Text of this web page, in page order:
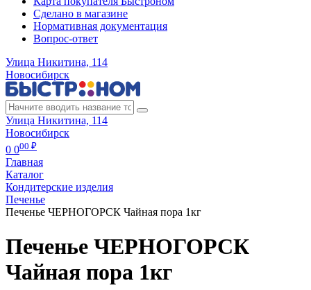
Сделано в магазине
Нормативная документация
Вопрос-ответ
Улица Никитина, 114
Новосибирск
Улица Никитина, 114
Новосибирск
0 000 ₽
Главная
Каталог
Кондитерские изделия
Печенье
Печенье ЧЕРНОГОРСК Чайная пора 1кг
Печенье ЧЕРНОГОРСК
Чайная пора 1кг